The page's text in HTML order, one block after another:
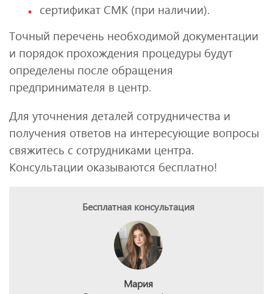
сертификат СМК (при наличии).
Точный перечень необходимой документации
и порядок прохождения процедуры будут
определены после обращения
предпринимателя в центр.
Для уточнения деталей сотрудничества и
получения ответов на интересующие вопросы
свяжитесь с сотрудниками центра.
Консультации оказываются бесплатно!
Бесплатная консультация
Мария